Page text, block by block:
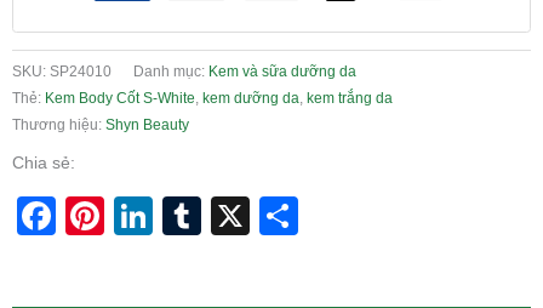
SKU: SP24010 Danh mục: Kem và sữa dưỡng da
Thẻ: Kem Body Cốt S-White kem dưỡng da kem trắng da
Thương hiệu: Shyn Beauty
Chia sẻ:
Facebook
Pinterest
LinkedIn
Tumblr
X